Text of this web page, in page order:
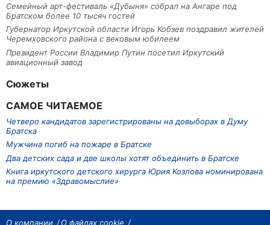
Семейный арт-фестиваль «Дубыня» собрал на Ангаре под
Братском более 10 тысяч гостей
Губернатор Иркутской области Игорь Кобзев поздравил жителей
Черемховского района с вековым юбилеем
Президент России Владимир Путин посетил Иркутский
авиационный завод
Сюжеты
САМОЕ ЧИТАЕМОЕ
Четверо кандидатов зарегистрированы на довыборах в Думу
Братска
Мужчина погиб на пожаре в Братске
Два детских сада и две школы хотят объединить в Братске
Книга иркутского детского хирурга Юрия Козлова номинирована
на премию «Здравомыслие»
О компании О файлах cookie